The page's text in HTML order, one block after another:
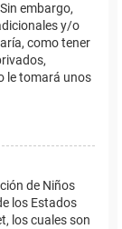
embargo,
y/o
como tener
le tomará unos
de Niños
los Estados
los cuales son